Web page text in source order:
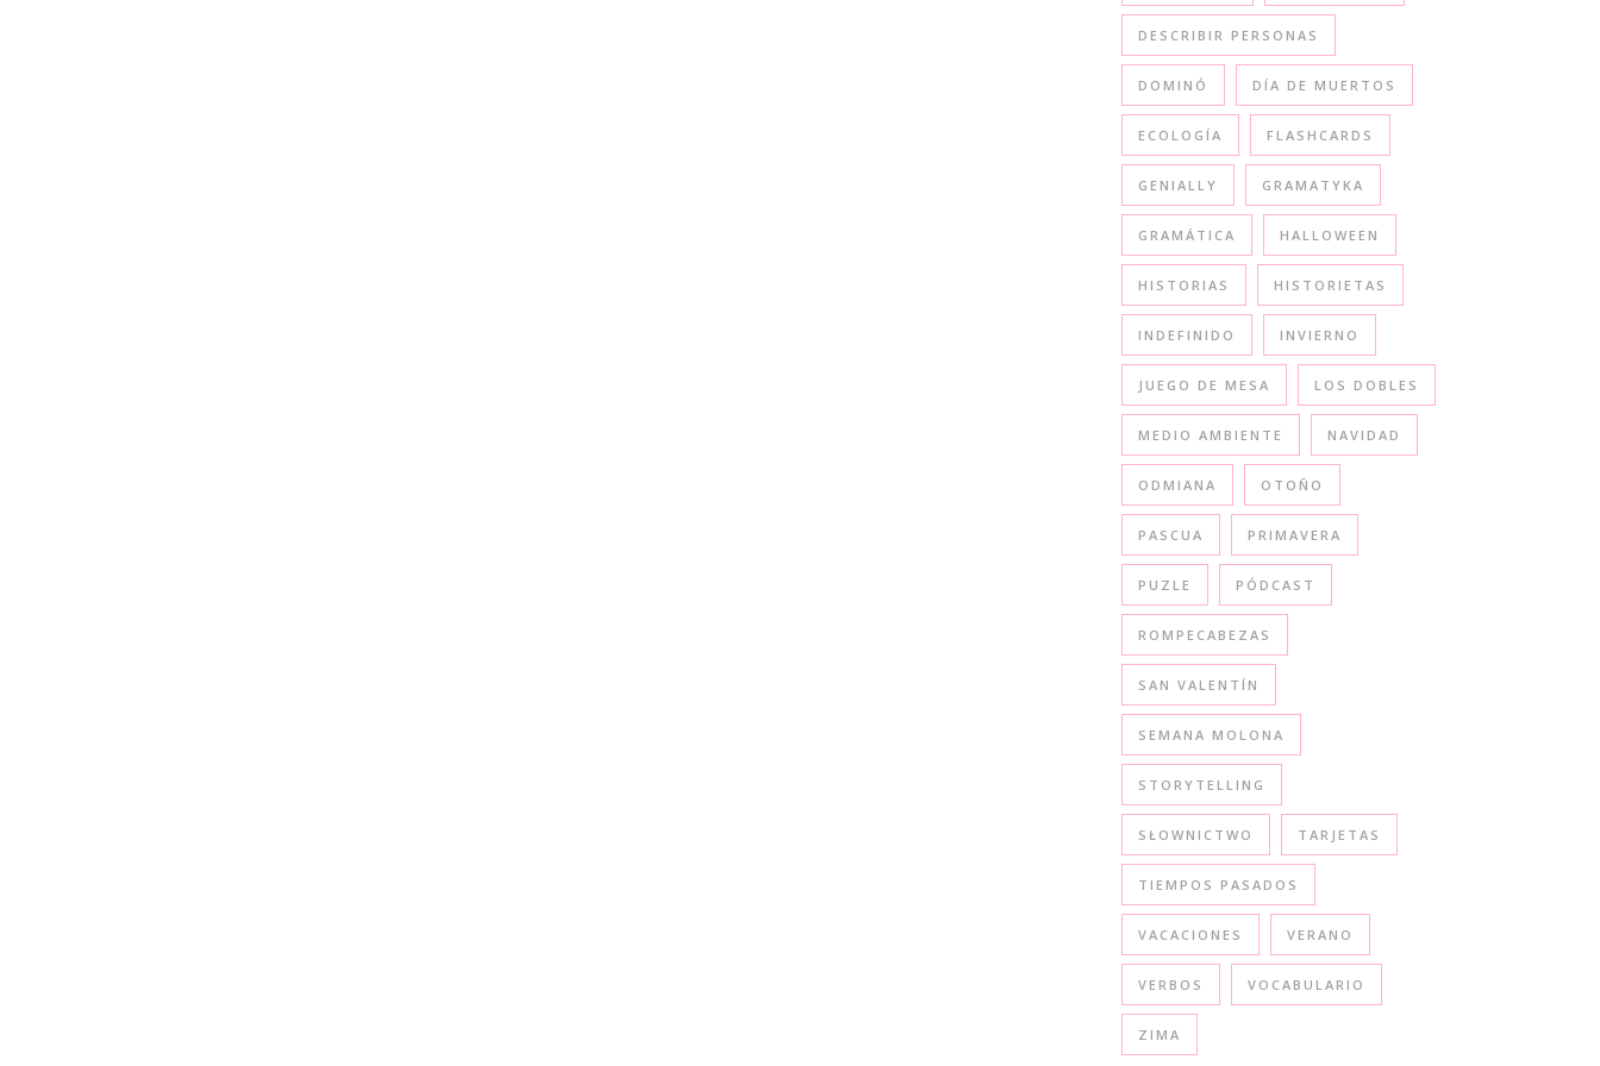
DESCRIBIR PERSONAS
DOMINÓ DÍA DE MUERTOS
ECOLOGÍA FLASHCARDS
GENIALLY GRAMATYKA
GRAMÁTICA HALLOWEEN
HISTORIAS HISTORIETAS
INDEFINIDO INVIERNO
JUEGO DE MESA LOS DOBLES
MEDIO AMBIENTE NAVIDAD
ODMIANA OTOÑO
PASCUA PRIMAVERA
PUZLE PÓDCAST
ROMPECABEZAS
SAN VALENTÍN
SEMANA MOLONA
STORYTELLING
SŁOWNICTWO TARJETAS
TIEMPOS PASADOS
VACACIONES VERANO
VERBOS VOCABULARIO
ZIMA